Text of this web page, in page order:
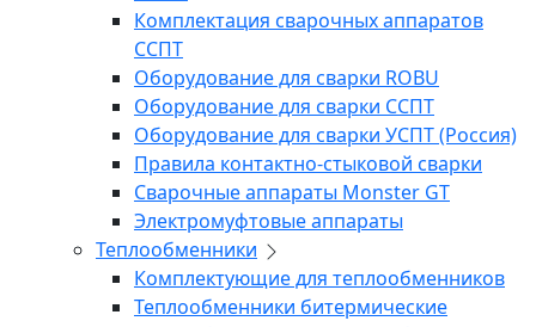
Комплектация сварочных аппаратов
ССПТ
Оборудование для сварки ROBU
Оборудование для сварки ССПТ
Оборудование для сварки УСПТ (Россия)
Правила контактно-стыковой сварки
Сварочные аппараты Monster GT
Электромуфтовые аппараты
Теплообменники
Комплектующие для теплообменников
Теплообменники битермические